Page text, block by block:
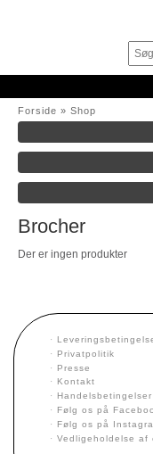
Forside » Shop
KOLLEKTION
Brocher
Der er ingen produkter
·
· Privatpolitik
· Presse
·
Kontakt
· Handelsbetingelser
· Følg os på
·
Følg os på
· Vedligeholdelse af